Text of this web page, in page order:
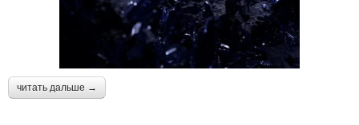
читать дальше →